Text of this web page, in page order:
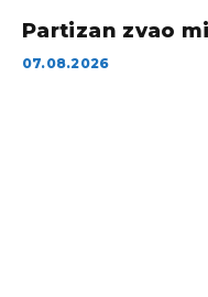
Partizan zvao
07.08.2026